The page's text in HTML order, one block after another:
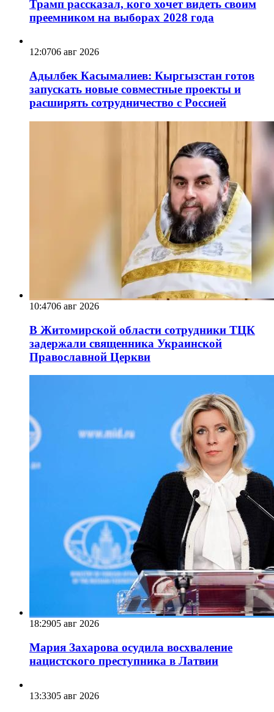
Трамп рассказал, кого хочет видеть своим
преемником на выборах 2028 года
12:0706 авг 2026
Адылбек Касымалиев: Кыргызстан готов
запускать новые совместные проекты и
расширять сотрудничество с Россией
10:4706 авг 2026
В Житомирской области сотрудники ТЦК
задержали священника Украинской
Православной Церкви
18:2905 авг 2026
Мария Захарова осудила восхваление
нацистского преступника в Латвии
13:3305 авг 2026